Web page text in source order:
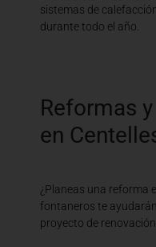
sistemas de
durante todo el año.
Reformas
en
¿Planeas una reforma
fontaneros te
proyecto de